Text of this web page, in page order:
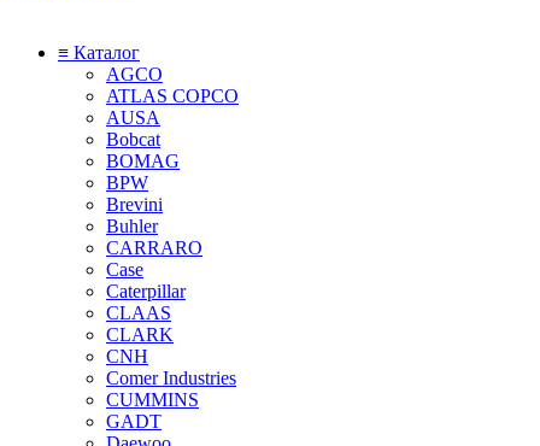
≡ Каталог
AGCO
ATLAS COPCO
AUSA
Bobcat
BOMAG
BPW
Brevini
Buhler
CARRARO
Case
Caterpillar
CLAAS
CLARK
CNH
Comer Industries
CUMMINS
GADT